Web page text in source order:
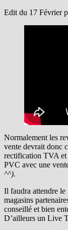
Edit du 17 Février
Normalement les
vente devrait donc
rectification TVA et
PVC avec une
^^).
Il faudra attendre
magasins
conseillé et bien
D’ailleurs un Live